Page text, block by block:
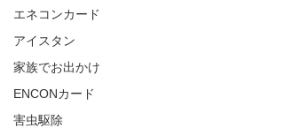
エネコンカード
アイスタン
家族でお出かけ
ENCONカード
害虫駆除